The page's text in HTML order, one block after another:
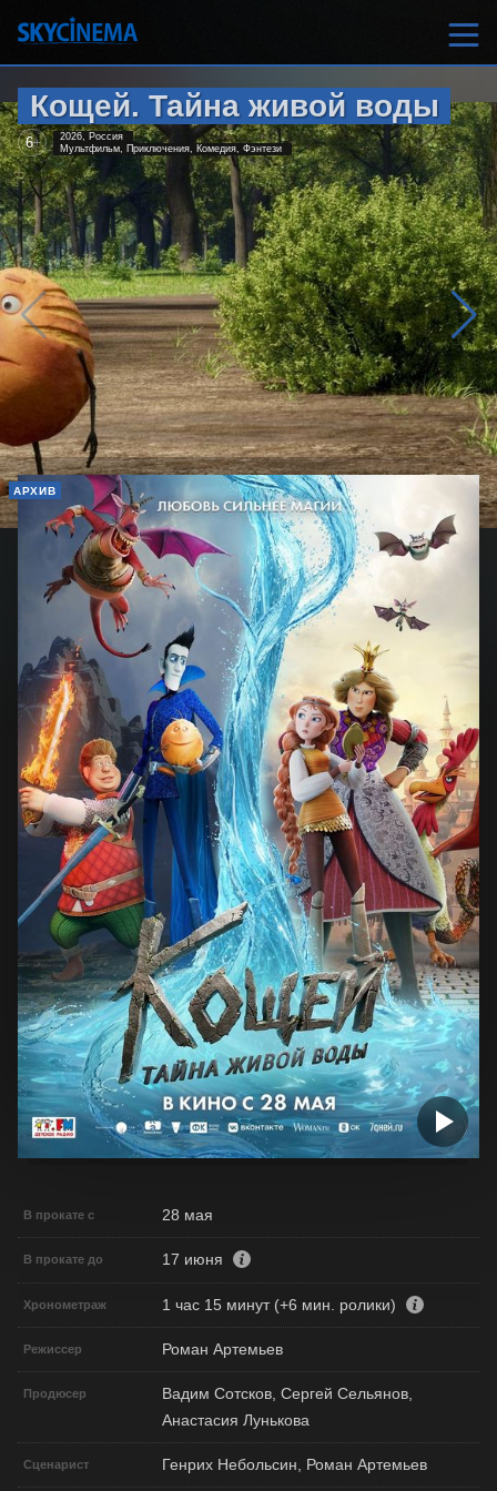
Кощей. Тайна живой воды
6+
2026, Россия
Мультфильм, Приключения, Комедия, Фэнтези
АРХИВ
В прокате с 28 мая
В прокате до 17 июня
Хронометраж 1 час 15 минут (+6 мин. ролики)
Режиссер Роман Артемьев
Продюсер
Вадим Сотсков, Сергей Сельянов,
Анастасия Лунькова
Сценарист Генрих Небольсин, Роман Артемьев